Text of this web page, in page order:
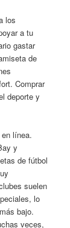
los
a tu
gastar
de
Comprar
deporte y
línea.
y
de fútbol
suelen
lo
bajo.
veces,